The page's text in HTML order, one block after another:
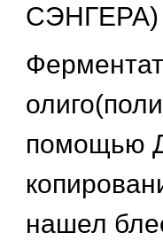
СЭНГЕРА)
помощью
нашел